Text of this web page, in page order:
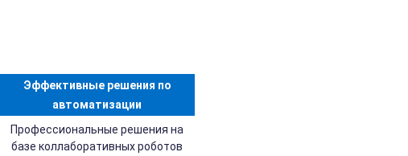
Эффективные решения по
автоматизации
Профессиональные решения на
базе коллаборативных роботов